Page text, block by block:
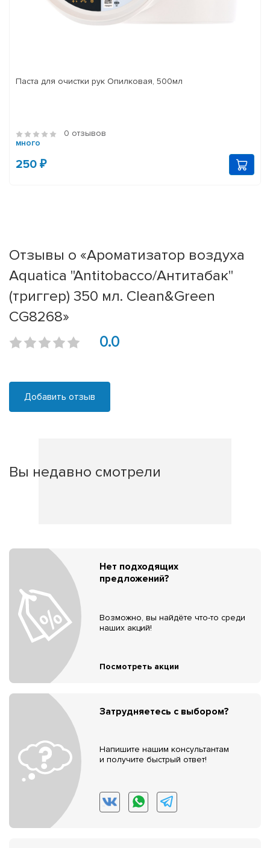
Паста для очистки рук Опилковая, 500мл
0 отзывов
много
250 ₽
Отзывы о «Ароматизатор воздуха
Aquatica "Antitobacco/Антитабак"
(триггер) 350 мл. Clean&Green
CG8268»
0.0
Добавить отзыв
Вы недавно смотрели
Нет подходящих
предложений?
Возможно, вы найдёте что-то среди
наших акций!
Посмотреть акции
Затрудняетесь с выбором?
Напишите нашим консультантам
и получите быстрый ответ!